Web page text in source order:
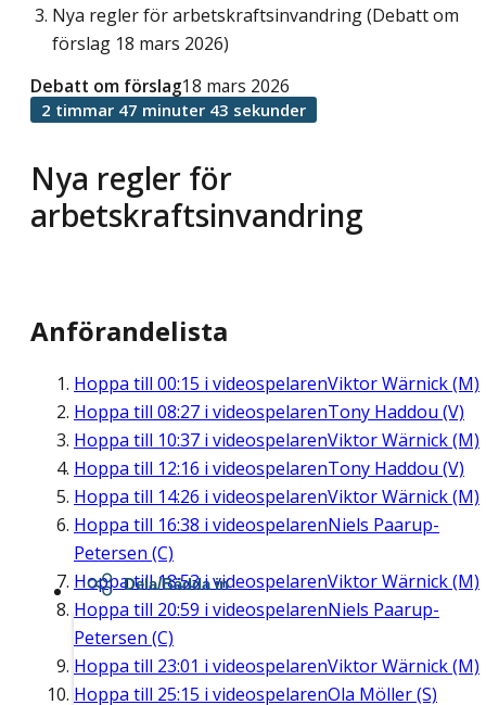
Nya regler för arbetskraftsinvandring (Debatt om
förslag 18 mars 2026)
Nya regler för
arbetskraftsinvandring
Debatt om förslag18 mars 2026
2 timmar 47 minuter 43 sekunder
Anförandelista
Hoppa till 00:15 i videospelarenViktor Wärnick (M)
Hoppa till 08:27 i videospelarenTony Haddou (V)
Hoppa till 10:37 i videospelarenViktor Wärnick (M)
Hoppa till 12:16 i videospelarenTony Haddou (V)
Hoppa till 14:26 i videospelarenViktor Wärnick (M)
Hoppa till 16:38 i videospelarenNiels Paarup-
Petersen (C)
Hoppa till18:53i videospelarenViktor Wärnick (M)
Hoppa till 20:59 i videospelarenNiels Paarup-
Petersen (C)
Hoppa till 23:01 i videospelarenViktor Wärnick (M)
Hoppa till 25:15 i videospelarenOla Möller (S)
Dela/Bädda in